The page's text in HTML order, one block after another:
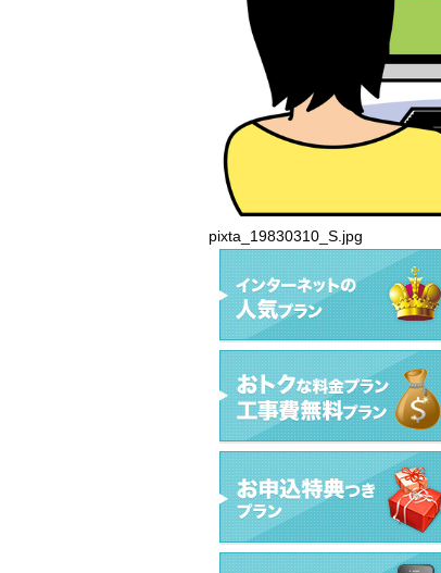
pixta_19830310_S.jpg